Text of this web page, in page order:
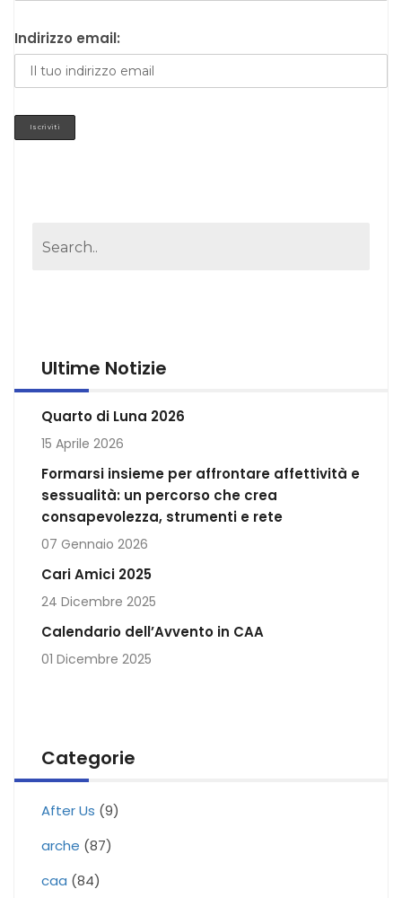
Indirizzo email:
Ultime Notizie
Quarto di Luna 2026
15 Aprile 2026
Formarsi insieme per affrontare affettività e
sessualità: un percorso che crea
consapevolezza, strumenti e rete
07 Gennaio 2026
Cari Amici 2025
24 Dicembre 2025
Calendario dell’Avvento in CAA
01 Dicembre 2025
Categorie
After Us (9)
arche (87)
caa (84)